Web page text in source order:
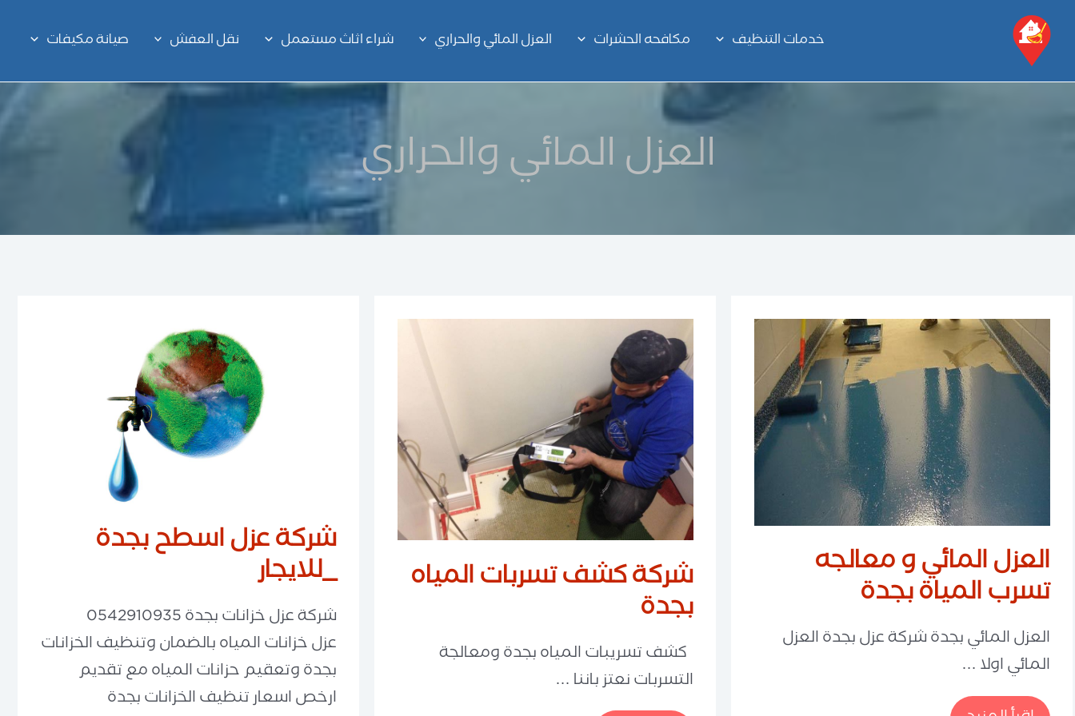
تخطي
المحتوى
خدمات التنظيف مكافحه الحشرات العزل المائي والحراري شراء اثاث مستعمل نقل العفش صيانة مكيفات
العزل المائي والحراري
العزل المائي و معالجه
تسرب المياة بجدة
العزل المائي بجدة شركة عزل بجدة العزل
المائي اولا …
شركة كشف تسربات المياه
بجدة
كشف تسريبات المياه بجدة ومعالجة
التسربات نعتز باننا …
شركة عزل اسطح بجدة
_للايجار
شركة عزل خزانات بجدة 0542910935
عزل خزانات المياه بالضمان وتنظيف الخزانات
بجدة وتعقيم حزانات المياه مع تقديم
ارخص اسعار تنظيف الخزانات بجدة